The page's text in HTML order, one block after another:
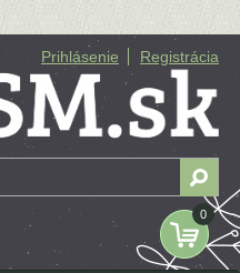
Prihlásenie Registrácia
0